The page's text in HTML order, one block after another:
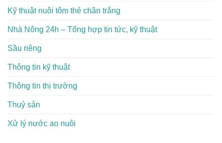
Kỹ thuật nuôi tôm thẻ chân trắng
Nhà Nông 24h – Tổng hợp tin tức, kỹ thuật
Sầu riêng
Thông tin kỹ thuật
Thông tin thị trường
Thuỷ sản
Xử lý nước ao nuôi